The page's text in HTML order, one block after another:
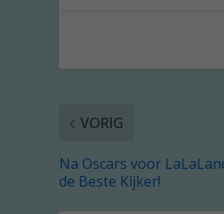
VORIG
Na Oscars voor
de Beste Kijker!